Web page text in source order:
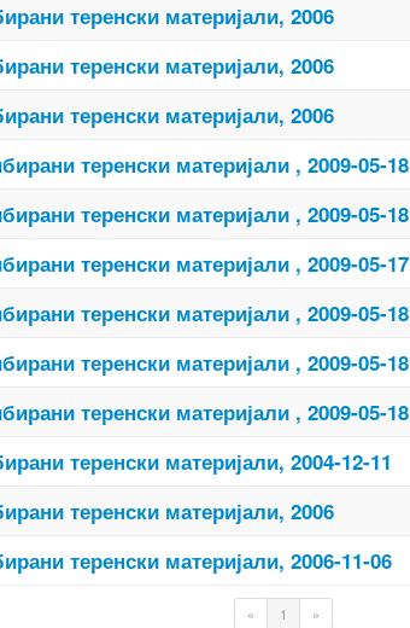
теренски материјали, 2006
теренски материјали, 2006
теренски материјали, 2006
теренски материјали , 2009-05-18
теренски материјали , 2009-05-18
теренски материјали , 2009-05-17
теренски материјали , 2009-05-18
теренски материјали , 2009-05-18
теренски материјали , 2009-05-18
теренски материјали, 2004-12-11
теренски материјали, 2006
теренски материјали, 2006-11-06
« 1 »